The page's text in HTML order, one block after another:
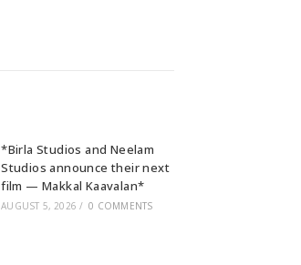
*Birla Studios and Neelam
Studios announce their next
film — Makkal Kaavalan*
AUGUST 5, 2026 / 0 COMMENTS